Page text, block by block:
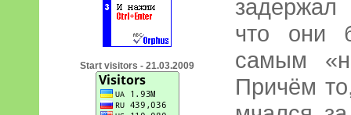
Start visitors - 21.03.2009
что они
самым
Причём